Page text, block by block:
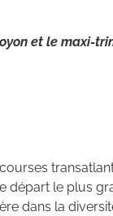
et le maxi-
départ le plus
dans la